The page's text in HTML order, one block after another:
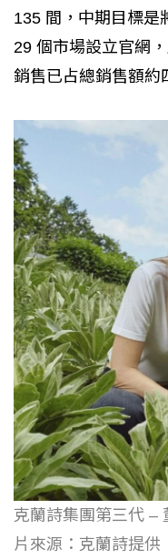
135 間，中期目標是
29 個市場設立官網
銷售已占總銷售額約
克蘭詩集團第三代 –
片來源：克蘭詩提供